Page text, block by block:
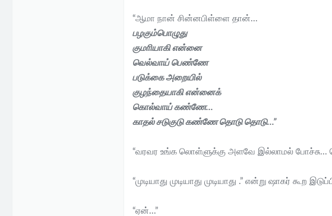
“ஆமா நான் சின்னபிள்ளை தான்...
பழகும்பொழுது
குமாியாகி என்னை
வெல்வாய் பெண்ணே
படுக்கை அறையில்
குழந்தையாகி என்னைக்
கொல்வாய் கண்ணே...
காதல் சடுகுடு கண்ணே தொடு தொடு...”
“வரவர உங்க லொள்ளுக்கு அளவே இல்லாமல் போச்சு...
“முடியாது முடியாது முடியாது .” என்று ஷாகர் கூற
“ஏன்...”